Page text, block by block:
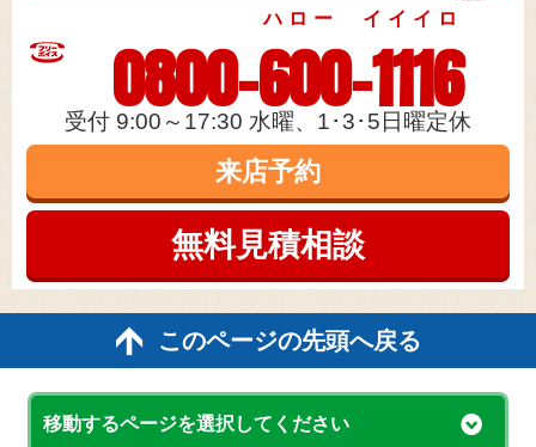
0800-600-1116
ハロー イイイロ
受付 9:00～17:30 水曜、1･3･5日曜定休
来店予約
無料見積相談
このページの先頭へ戻る
移動するページを選択してください